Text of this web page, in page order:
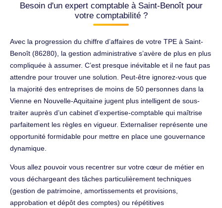
Besoin d'un expert comptable à Saint-Benoît pour
votre comptabilité ?
Avec la progression du chiffre d’affaires de votre TPE à Saint-
Benoît (86280), la gestion administrative s’avère de plus en plus
compliquée à assumer. C’est presque inévitable et il ne faut pas
attendre pour trouver une solution. Peut-être ignorez-vous que
la majorité des entreprises de moins de 50 personnes dans la
Vienne en Nouvelle-Aquitaine jugent plus intelligent de sous-
traiter auprès d’un cabinet d’expertise-comptable qui maîtrise
parfaitement les règles en vigueur. Externaliser représente une
opportunité formidable pour mettre en place une gouvernance
dynamique.
Vous allez pouvoir vous recentrer sur votre cœur de métier en
vous déchargeant des tâches particulièrement techniques
(gestion de patrimoine, amortissements et provisions,
approbation et dépôt des comptes) ou répétitives